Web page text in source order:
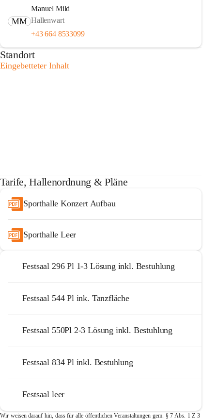
MM
Manuel Mild
Hallenwart
+43 664 8533099
Standort
Eingebetteter Inhalt
Tarife, Hallenordnung & Pläne
Sporthalle Konzert Aufbau
Sporthalle Leer
Festsaal 296 Pl 1-3 Lösung inkl. Bestuhlung
Festsaal 544 Pl ink. Tanzfläche
Festsaal 550Pl 2-3 Lösung inkl. Bestuhlung
Festsaal 834 Pl inkl. Bestuhlung
Festsaal leer
Wir weisen darauf hin, dass für alle öffentlichen Veranstaltungen gem. § 7 Abs. 1 Z 3